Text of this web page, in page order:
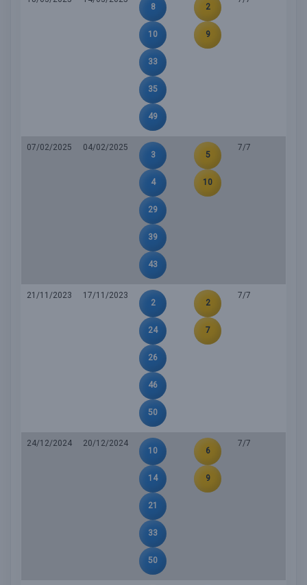
8
10
33
35
49
2
9
07/02/2025
04/02/2025
3
4
29
39
43
5
10
7/7
21/11/2023
17/11/2023
2
24
26
46
50
2
7
7/7
24/12/2024
20/12/2024
10
14
21
33
50
6
9
7/7